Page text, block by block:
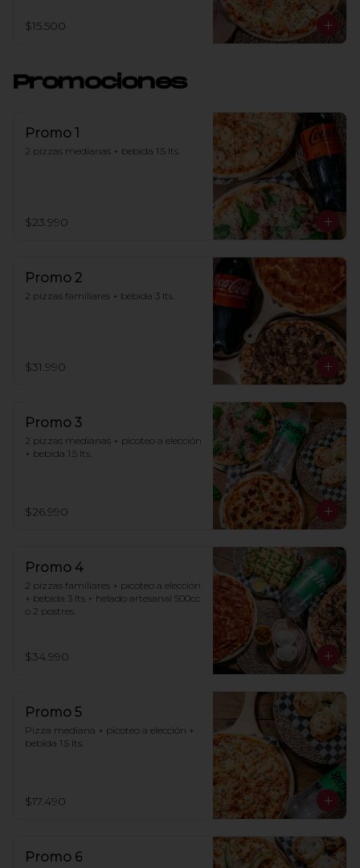
$15.500
Promociones
Promo 1
2 pizzas medianas + bebida 1.5 lts.
$23.990
Promo 2
2 pizzas familiares + bebida 3 lts.
$31.990
Promo 3
2 pizzas medianas + picoteo a elección
+ bebida 1.5 lts.
$26.990
Promo 4
2 pizzas familiares + picoteo a elección
+ bebida 3 lts + helado artesanal 500cc
o 2 postres.
$34.990
Promo 5
Pizza mediana + picoteo a elección +
bebida 1.5 lts.
$17.490
Promo 6